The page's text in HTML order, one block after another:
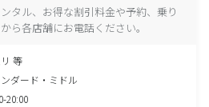
タル、お得な割引料金や予約、乗り
ら各店舗にお電話ください。
等
ダード・ミドル
20:00